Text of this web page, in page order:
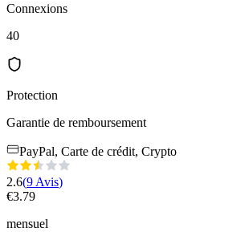
Connexions
40
Protection
Garantie de remboursement
PayPal, Carte de crédit, Crypto
2.6(9 Avis)
€3.79
mensuel